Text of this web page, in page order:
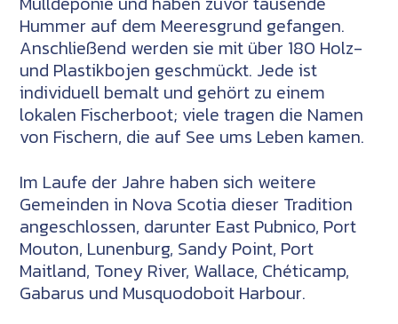
Hummer auf dem Meeresgrund gefangen.
Anschließend werden sie mit über 180 Holz-
und Plastikbojen geschmückt. Jede ist
individuell bemalt und gehört zu einem
lokalen Fischerboot; viele tragen die Namen
von Fischern, die auf See ums Leben kamen.
Im Laufe der Jahre haben sich weitere
Gemeinden in Nova Scotia dieser Tradition
angeschlossen, darunter East Pubnico, Port
Mouton, Lunenburg, Sandy Point, Port
Maitland, Toney River, Wallace, Chéticamp,
Gabarus und Musquodoboit Harbour.